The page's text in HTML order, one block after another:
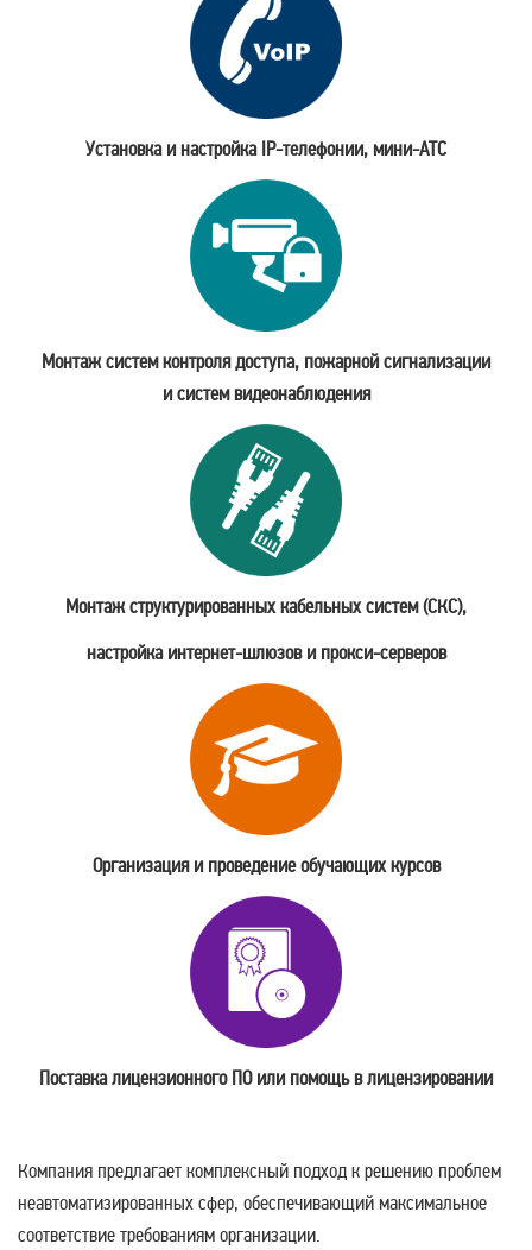
Установка и настройка IP-телефонии, мини-АТС
Монтаж систем контроля доступа, пожарной сигнализации
и систем видеонаблюдения
Монтаж структурированных кабельных систем (СКС),
настройка интернет-шлюзов и прокси-серверов
Организация и проведение обучающих курсов
Поставка лицензионного ПО или помощь в лицензировании
Компания предлагает комплексный подход к решению проблем
неавтоматизированных сфер, обеспечивающий максимальное
соответствие требованиям организации.